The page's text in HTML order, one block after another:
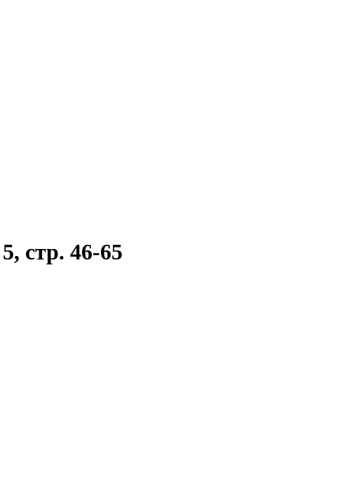
стр. 46-65